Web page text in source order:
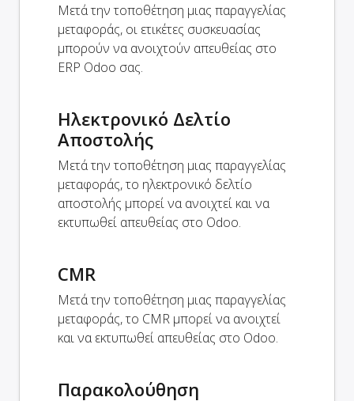
Μετά την τοποθέτηση μιας παραγγελίας
μεταφοράς, οι ετικέτες συσκευασίας
μπορούν να ανοιχτούν απευθείας στο
ERP Odoo σας.
Ηλεκτρονικό Δελτίο
Αποστολής
Μετά την τοποθέτηση μιας παραγγελίας
μεταφοράς, το ηλεκτρονικό δελτίο
αποστολής μπορεί να ανοιχτεί και να
εκτυπωθεί απευθείας στο Odoo.
CMR
Μετά την τοποθέτηση μιας παραγγελίας
μεταφοράς, το CMR μπορεί να ανοιχτεί
και να εκτυπωθεί απευθείας στο Odoo.
Παρακολούθηση